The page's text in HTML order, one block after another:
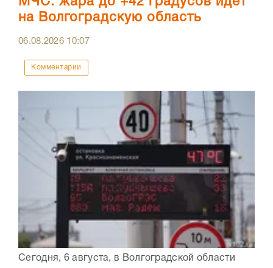
на Волгоградскую область
06.08.2026 10:07
Комментарии
Сегодня, 6 августа, в Волгоградской области